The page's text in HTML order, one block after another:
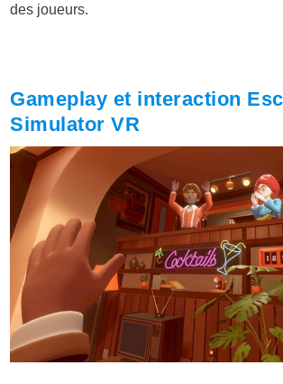
des joueurs.
Gameplay et interaction
Simulator VR